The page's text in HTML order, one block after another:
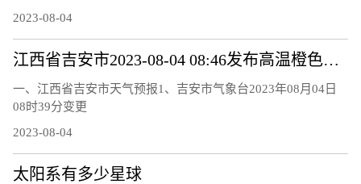
2023-08-04
江西省吉安市2023-08-04 08:46发布高温橙色预警
一、江西省吉安市天气预报1、吉安市气象台2023年08月04日
08时39分变更
2023-08-04
太阳系有多少星球